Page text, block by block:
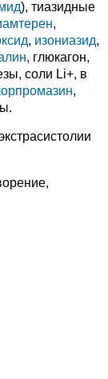
), тиазидные
,
, изониазид,
, глюкагон,
соли Li+, в
,